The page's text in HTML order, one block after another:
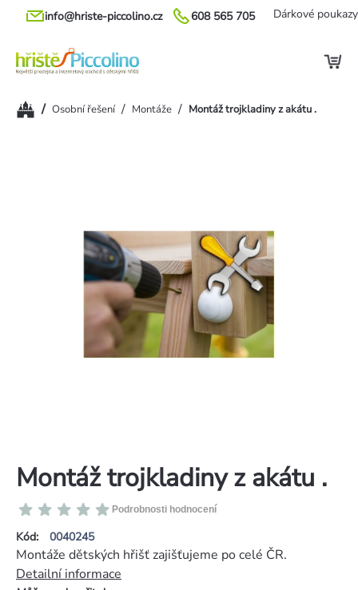
Přejít
608 565 705
info@hriste-piccolino.cz Dárkové poukazy
Domů/ Osobní řešení / Montáže / Montáž trojkladiny z akátu .
Montáž trojkladiny z akátu .
Kód: 0040245
Průměrné
hodnocení
produktu
je
0,0
Podrobnosti hodnocení
Montáže dětských hřišť zajišťujeme po celé ČR.
Detailní informace